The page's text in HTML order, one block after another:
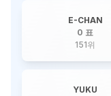
E-CHAN
0 표
151위
YUKU